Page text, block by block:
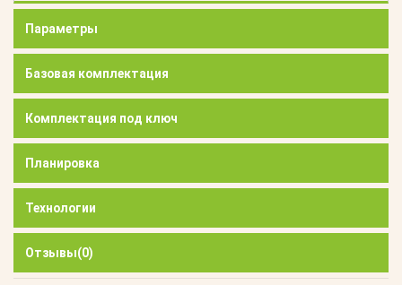
Параметры
Базовая комплектация
Комплектация под ключ
Планировка
Технологии
Отзывы(0)